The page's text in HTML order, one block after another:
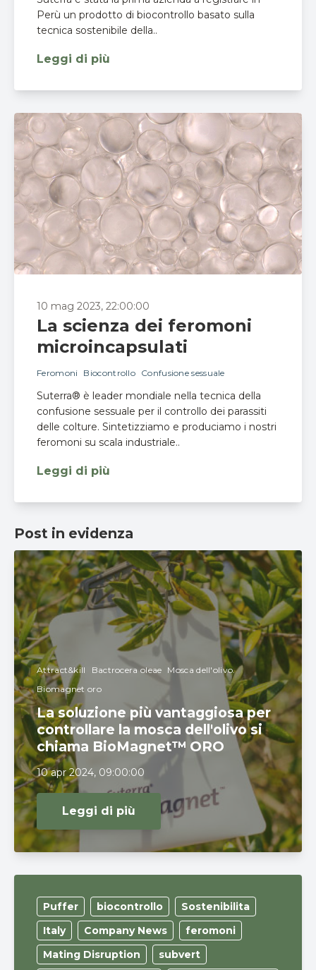
Perù un prodotto di biocontrollo basato sulla
tecnica sostenibile della..
Leggi di più
10 mag 2023, 22:00:00
La scienza dei feromoni
microincapsulati
Feromoni Biocontrollo Confusione sessuale
Suterra® è leader mondiale nella tecnica della
confusione sessuale per il controllo dei parassiti
delle colture. Sintetizziamo e produciamo i nostri
feromoni su scala industriale..
Leggi di più
Post in evidenza
Attract&kill Bactrocera oleae Mosca dell'olivo.
Biomagnet oro
La soluzione più vantaggiosa per
controllare la mosca dell'olivo si
chiama BioMagnet™ ORO
10 apr 2024, 09:00:00
Leggi di più
Puffer biocontrollo
Sostenibilita
Italy
Company News
feromoni
Mating Disruption
subvert